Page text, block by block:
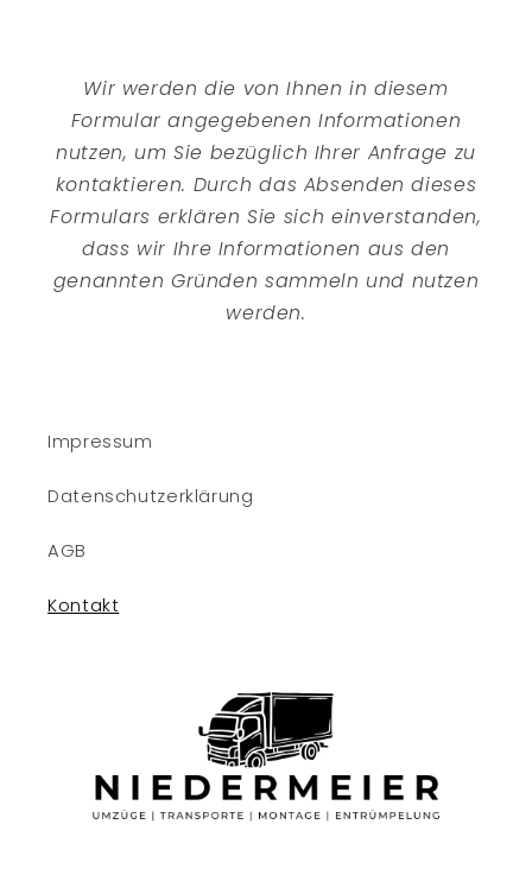
Wir werden die von Ihnen in diesem
Formular angegebenen Informationen
nutzen, um Sie bezüglich Ihrer Anfrage zu
kontaktieren. Durch das Absenden dieses
Formulars erklären Sie sich einverstanden,
dass wir Ihre Informationen aus den
genannten Gründen sammeln und nutzen
werden.
Impressum
Datenschutzerklärung
AGB
Kontakt